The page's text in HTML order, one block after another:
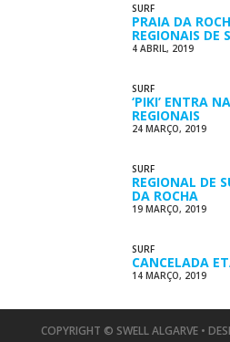
SURF
PRAIA DA
REGIONAIS DE
4 ABRIL, 2019
SURF
‘PIKI’ ENTRA
REGIONAIS
24 MARÇO, 2019
SURF
REGIONAL DE
DA ROCHA
19 MARÇO, 2019
SURF
CANCELADA
14 MARÇO, 2019
COPYRIGHT © SWELL ALGARVE •